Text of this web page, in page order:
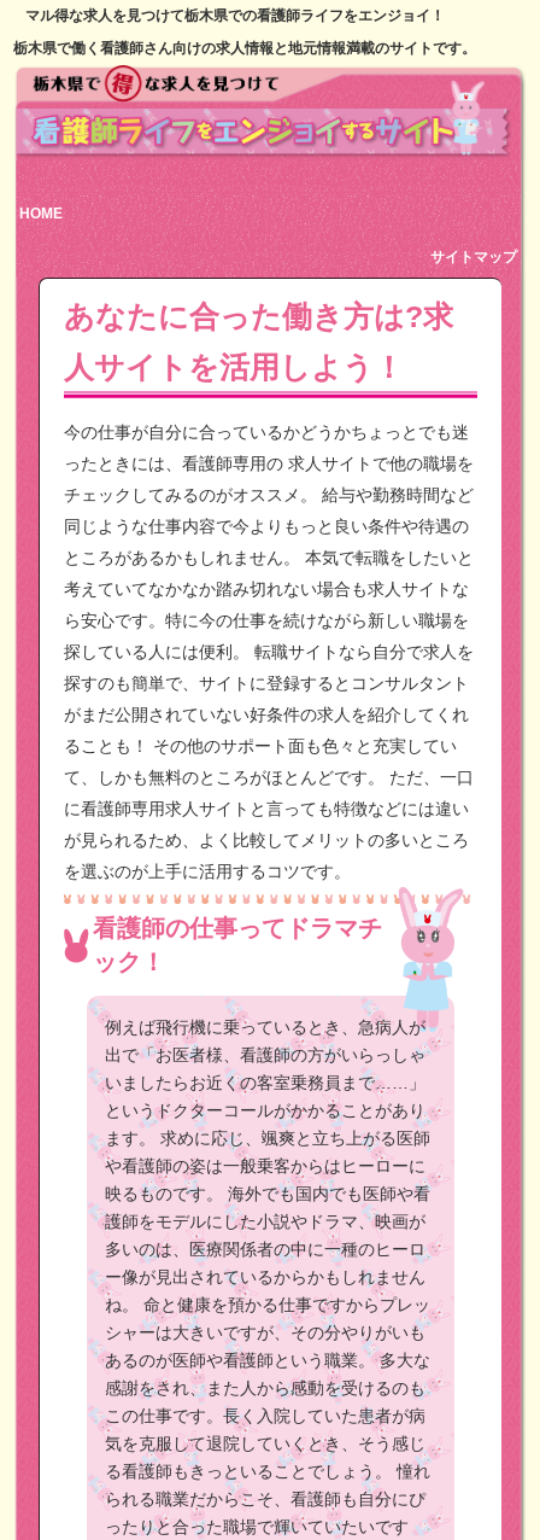
マル得な求人を見つけて栃木県での看護師ライフをエンジョイ！
栃木県で働く看護師さん向けの求人情報と地元情報満載のサイトです。
HOME
サイトマップ
あなたに合った働き方は?求
人サイトを活用しよう！
今の仕事が自分に合っているかどうかちょっとでも迷
ったときには、看護師専用の 求人サイトで他の職場を
チェックしてみるのがオススメ。
給与や勤務時間など
同じような仕事内容で今よりもっと良い条件や待遇の
ところがあるかもしれません。
本気で転職をしたいと
考えていてなかなか踏み切れない場合も求人サイトな
ら安心です。特に今の仕事を続けながら新しい職場を
探している人には便利。
転職サイトなら自分で求人を
探すのも簡単で、サイトに登録するとコンサルタント
がまだ公開されていない好条件の求人を紹介してくれ
ることも！
その他のサポート面も色々と充実してい
て、しかも無料のところがほとんどです。
ただ、一口
に看護師専用求人サイトと言っても特徴などには違い
が見られるため、よく比較してメリットの多いところ
を選ぶのが上手に活用するコツです。
看護師の仕事ってドラマチ
ック！
例えば飛行機に乗っているとき、急病人が
出で「お医者様、看護師の方がいらっしゃ
いましたらお近くの客室乗務員まで……」
というドクターコールがかかることがあり
ます。
求めに応じ、颯爽と立ち上がる医師
や看護師の姿は一般乗客からはヒーローに
映るものです。
海外でも国内でも医師や看
護師をモデルにした小説やドラマ、映画が
多いのは、医療関係者の中に一種のヒーロ
ー像が見出されているからかもしれません
ね。
命と健康を預かる仕事ですからプレッ
シャーは大きいですが、その分やりがいも
あるのが医師や看護師という職業。多大な
感謝をされ、また人から感動を受けるのも
この仕事です。長く入院していた患者が病
気を克服して退院していくとき、そう感じ
る看護師もきっといることでしょう。
憧れ
られる職業だからこそ、看護師も自分にぴ
ったりと合った職場で輝いていたいです